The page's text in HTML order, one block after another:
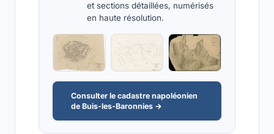
et sections détaillées, numérisés
en haute résolution.
Consulter le cadastre napoléonien
de Buis-les-Baronnies →